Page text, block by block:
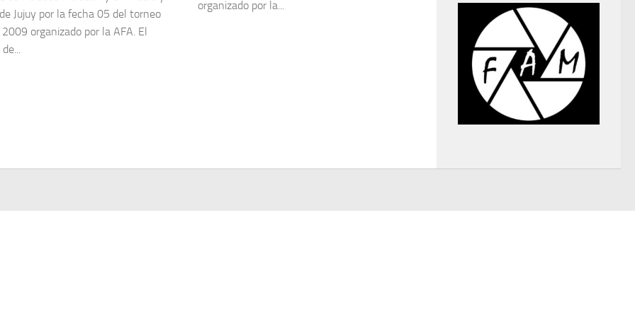
Jujuy por la fecha 05 del torneo
2009 organizado por la AFA. El
organizado por la...